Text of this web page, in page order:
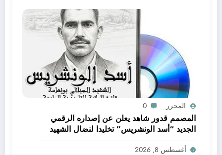
المحرر 0
المصمم قدور شاهد يعلن عن إصداره الرقمي
الجديد “أسد الونشريس” تخليدا لنضال الشهيد
الجيلالي بونعامة
أغسطس 8, 2026